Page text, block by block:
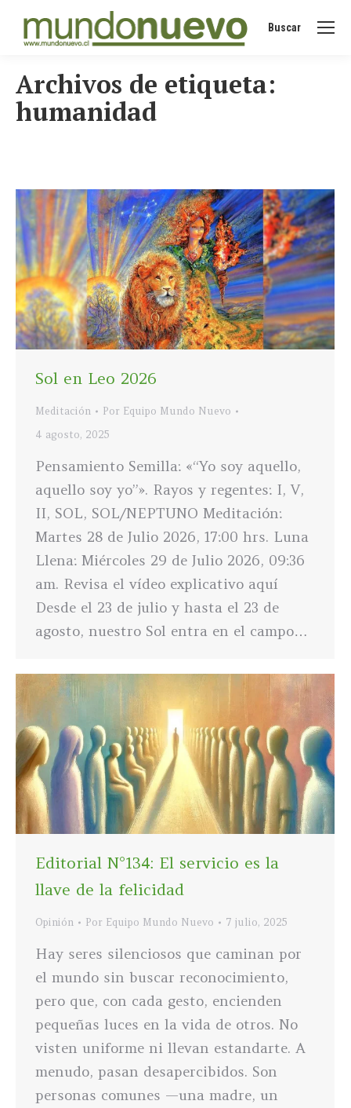
Buscar:
Buscar
Archivos de etiqueta:
humanidad
Sol en Leo 2026
Meditación Por Equipo Mundo Nuevo
4 agosto, 2025
Pensamiento Semilla: «“Yo soy aquello,
aquello soy yo”». Rayos y regentes: I, V,
II, SOL, SOL/NEPTUNO Meditación:
Martes 28 de Julio 2026, 17:00 hrs. Luna
Llena: Miércoles 29 de Julio 2026, 09:36
am. Revisa el vídeo explicativo aquí
Desde el 23 de julio y hasta el 23 de
agosto, nuestro Sol entra en el campo…
Editorial N°134: El servicio es la
llave de la felicidad
Opinión Por Equipo Mundo Nuevo 7 julio, 2025
Hay seres silenciosos que caminan por
el mundo sin buscar reconocimiento,
pero que, con cada gesto, encienden
pequeñas luces en la vida de otros. No
visten uniforme ni llevan estandarte. A
menudo, pasan desapercibidos. Son
personas comunes —una madre, un